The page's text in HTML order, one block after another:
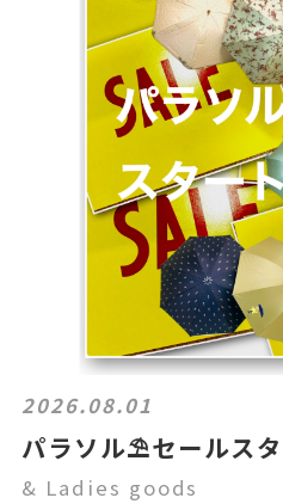
2026.08.01
パラソル⛱️セールス
& Ladies goods